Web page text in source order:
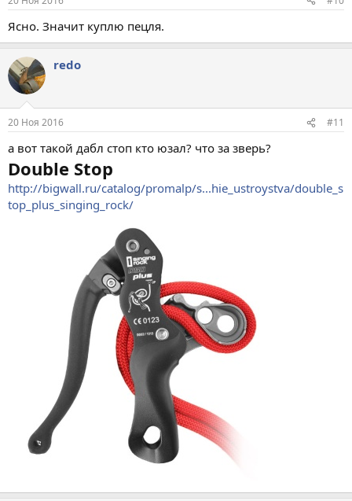
Ясно. Значит куплю пецля.
redo
20 Ноя 2016 #11
а вот такой дабл стоп кто юзал? что за зверь?
Double Stop
http://bigwall.ru/catalog/promalp/s...hie_ustroystva/double_s
top_plus_singing_rock/